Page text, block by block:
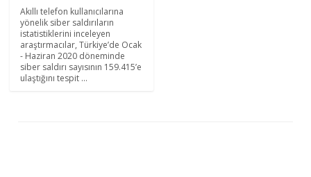
Akıllı telefon kullanıcılarına
yönelik siber saldırıların
istatistiklerini inceleyen
araştırmacılar, Türkiye’de Ocak
- Haziran 2020 döneminde
siber saldırı sayısının 159.415’e
ulaştığını tespit ...